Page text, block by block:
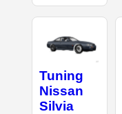
Tuning
Nissan
Silvia